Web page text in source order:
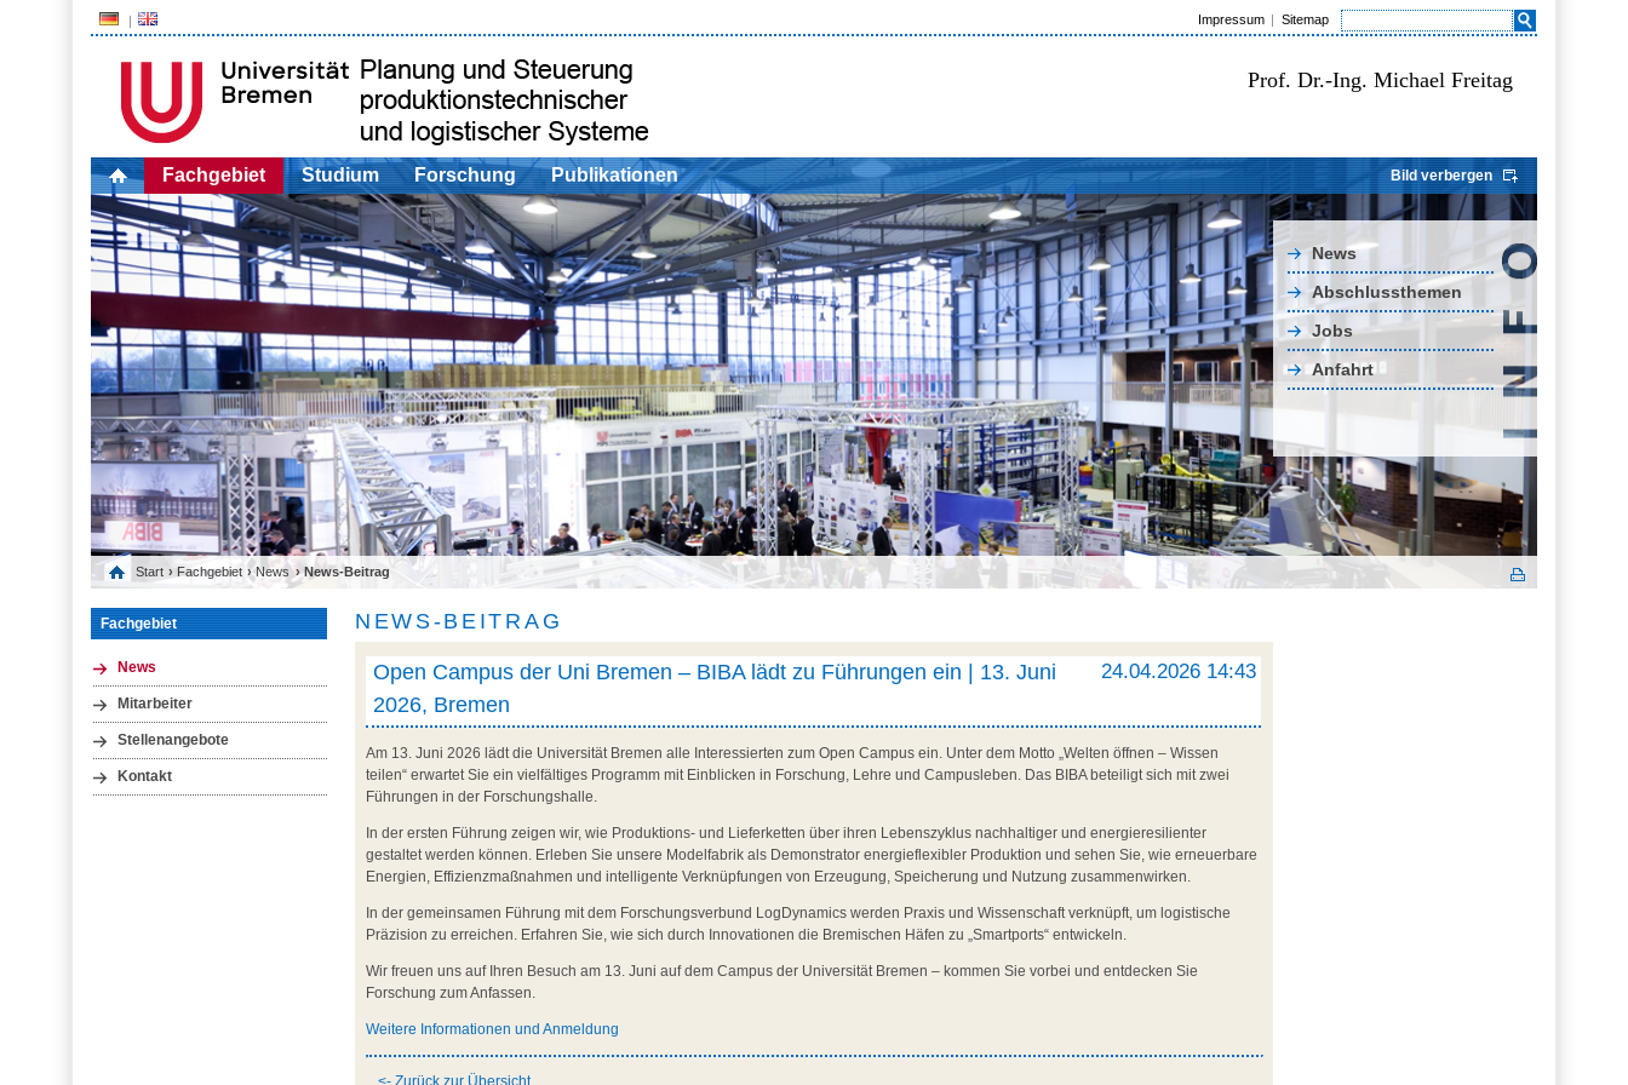
Impressum Sitemap
Prof. Dr.-Ing. Michael Freitag
Fachgebiet Studium Forschung Publikationen Bild verbergen
News
Abschlussthemen
Jobs
Anfahrt
Start › Fachgebiet ›News › News-Beitrag
Fachgebiet
News
Mitarbeiter
Stellenangebote
Kontakt
NEWS-BEITRAG
24.04.2026 14:43
Open Campus der Uni Bremen – BIBA lädt zu Führungen ein | 13. Juni
2026, Bremen
Am 13. Juni 2026 lädt die Universität Bremen alle Interessierten zum Open Campus ein. Unter dem Motto „Welten öffnen – Wissen
teilen“ erwartet Sie ein vielfältiges Programm mit Einblicken in Forschung, Lehre und Campusleben. Das BIBA beteiligt sich mit zwei
Führungen in der Forschungshalle.
In der ersten Führung zeigen wir, wie Produktions- und Lieferketten über ihren Lebenszyklus nachhaltiger und energieresilienter
gestaltet werden können. Erleben Sie unsere Modelfabrik als Demonstrator energieflexibler Produktion und sehen Sie, wie erneuerbare
Energien, Effizienzmaßnahmen und intelligente Verknüpfungen von Erzeugung, Speicherung und Nutzung zusammenwirken.
In der gemeinsamen Führung mit dem Forschungsverbund LogDynamics werden Praxis und Wissenschaft verknüpft, um logistische
Präzision zu erreichen. Erfahren Sie, wie sich durch Innovationen die Bremischen Häfen zu „Smartports“ entwickeln.
Wir freuen uns auf Ihren Besuch am 13. Juni auf dem Campus der Universität Bremen – kommen Sie vorbei und entdecken Sie
Forschung zum Anfassen.
Weitere Informationen und Anmeldung